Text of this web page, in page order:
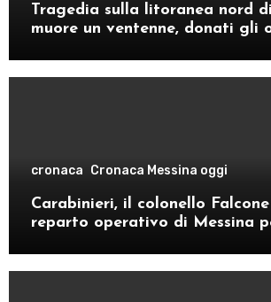
Tragedia sulla litoranea nord
muore un ventenne, donati gli
cronaca Cronaca Messina oggi
Carabinieri, il colonello Falcone
reparto operativo di Messina